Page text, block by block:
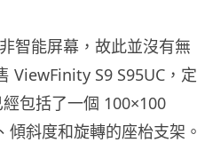
智能屏幕，故此並沒有無
ViewFinity S9 S95UC，定
包括了一個 100×100
傾斜度和旋轉的座枱支架。